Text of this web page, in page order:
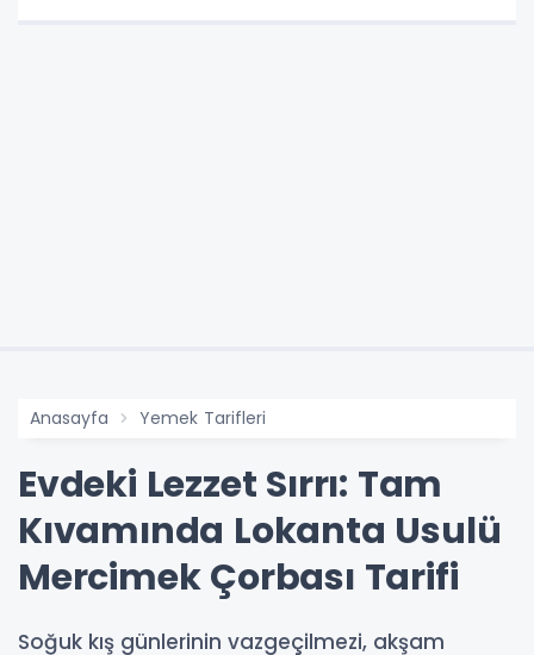
Anasayfa Yemek Tarifleri
Evdeki Lezzet Sırrı: Tam
Kıvamında Lokanta Usulü
Mercimek Çorbası Tarifi
Soğuk kış günlerinin vazgeçilmezi, akşam